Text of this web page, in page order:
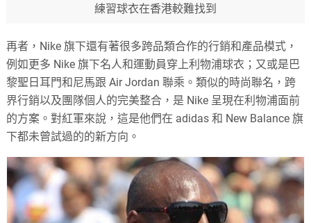
練習球衣在香港較難找到
再者，Nike 旗下還有著很多跨品類合作的行銷和產品模式，
例如更多 Nike 旗下名人和運動員穿上利物浦球衣；又或是巴
黎聖日耳門和尼馬跟 Air Jordan 聯乘。類似的時尚聯名，跨
界行銷以及團隊個人的完美整合，是 Nike 呈現在利物浦面前
的方案。對紅軍來說，這是他們在 adidas 和 New Balance 旗
下都未曾試過的的新方向。